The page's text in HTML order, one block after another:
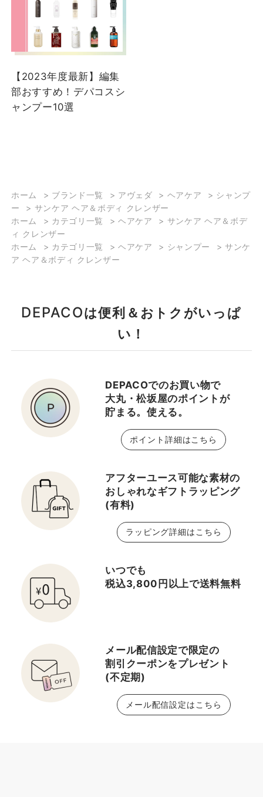
【2023年度最新】編集
部おすすめ！デパコスシ
ャンプー10選
ホーム > ブランド一覧 > アヴェダ > ヘアケア > シャンプ
ー
> サンケア ヘア＆ボディ クレンザー
ホーム
> カテゴリ一覧 >ヘアケア > サンケア ヘア＆ボデ
ィ クレンザー
ホーム
> カテゴリ一覧 >ヘアケア > シャンプー >サンケ
ア ヘア＆ボディ クレンザー
DEPACOは便利＆おトクがいっぱ
い！
DEPACOでのお買い物で
大丸・松坂屋のポイントが
貯まる。使える。
ポイント詳細はこちら
アフターユース可能な素材の
おしゃれなギフトラッピング
(有料)
ラッピング詳細はこちら
いつでも
税込3,800円以上で送料無料
メール配信設定で限定の
割引クーポンをプレゼント
(不定期)
メール配信設定はこちら